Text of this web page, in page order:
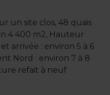
un site clos, 48 quais
4 400 m2, Hauteur
arrivée : environ 5 à 6
Nord : environ 7 à 8
refait à neuf